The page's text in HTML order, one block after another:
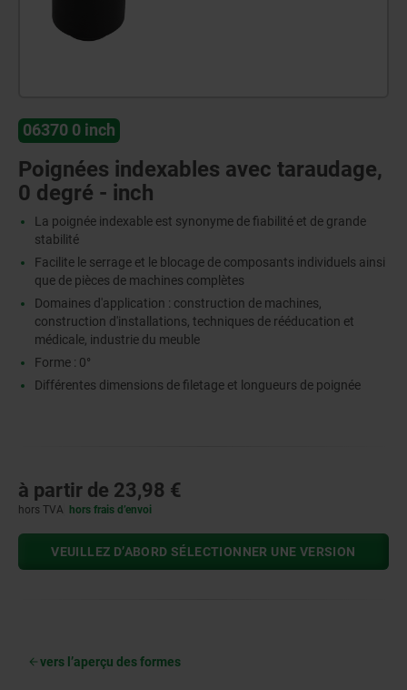
06370 0 inch
Poignées indexables avec taraudage,
0 degré - inch
La poignée indexable est synonyme de fiabilité et de grande
stabilité
Facilite le serrage et le blocage de composants individuels ainsi
que de pièces de machines complètes
Domaines d'application : construction de machines,
construction d'installations, techniques de rééducation et
médicale, industrie du meuble
Forme : 0°
Différentes dimensions de filetage et longueurs de poignée
à partir de 23,98 €
hors TVA hors frais d’envoi
VEUILLEZ D’ABORD SÉLECTIONNER UNE VERSION
vers l’aperçu des formes